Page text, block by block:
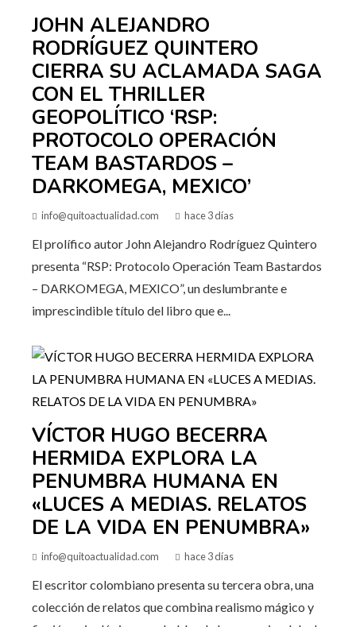
JOHN ALEJANDRO
RODRÍGUEZ QUINTERO
CIERRA SU ACLAMADA SAGA
CON EL THRILLER
GEOPOLÍTICO ‘RSP:
PROTOCOLO OPERACIÓN
TEAM BASTARDOS –
DARKOMEGA, MEXICO’
info@quitoactualidad.com hace 3 días
El prolífico autor John Alejandro Rodríguez Quintero
presenta “RSP: Protocolo Operación Team Bastardos
– DARKOMEGA, MEXICO”, un deslumbrante e
imprescindible título del libro que e...
VÍCTOR HUGO BECERRA
HERMIDA EXPLORA LA
PENUMBRA HUMANA EN
«LUCES A MEDIAS. RELATOS
DE LA VIDA EN PENUMBRA»
info@quitoactualidad.com hace 3 días
El escritor colombiano presenta su tercera obra, una
colección de relatos que combina realismo mágico y